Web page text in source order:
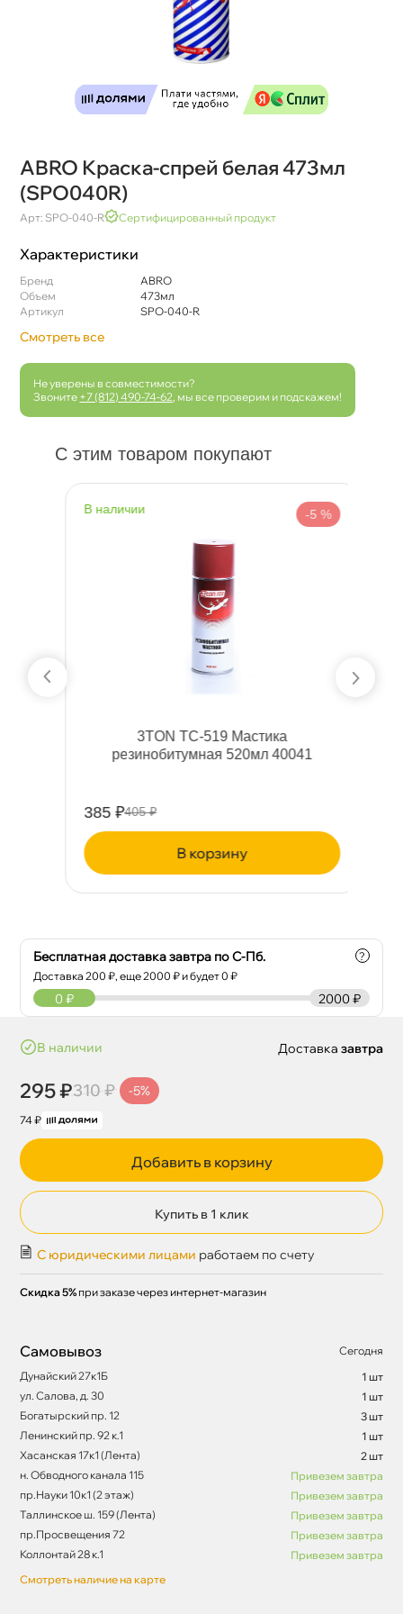
ABRO Краска-спрей белая 473мл
(SPO040R)
Арт: SPO-040-R Сертифицированный продукт
Характеристики
Бренд
ABRO
Объем
473мл
Артикул
SPO-040-R
Смотреть все
Не уверены в совместимости?
Звоните +7 (812) 490-74-62 , мы все проверим и подскажем!
С этим товаром покупают
наличии -5 %
3TON TC-519 Мастика
резинобитумная 520мл 40041
385 ₽ 405 ₽
корзину
Бесплатная доставка завтра по С-Пб.
Доставка200 ₽, еще2000 ₽ и будет 0 ₽
?
2000 ₽
0 ₽
наличии
295 ₽310 ₽ -5%
74 ₽
Доставка завтра
Добавить в корзину
Купить в 1 клик
С юридическими лицами работаем по счету
Скидка 5% при заказе через интернет-магазин
Самовывоз
Сегодня
Дунайский 27к1Б
1 шт
ул. Салова, д. 30
1 шт
Богатырский пр. 12
3 шт
Ленинский пр. 92 к.1
1 шт
Хасанская 17к1 (Лента)
2 шт
н. Обводного канала 115
Привезем завтра
пр.Науки 10к1 (2 этаж)
Привезем завтра
Таллинское ш. 159 (Лента)
Привезем завтра
пр.Просвещения 72
Привезем завтра
Коллонтай 28 к.1
Привезем завтра
Смотреть наличие на карте